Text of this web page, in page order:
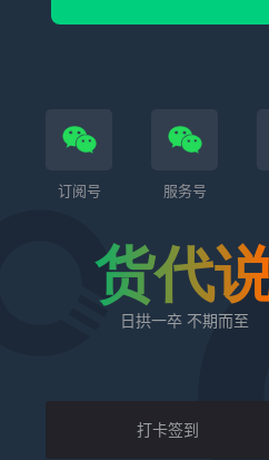
订阅号 服务号
货代
日拱一卒 不期而至
打卡签到